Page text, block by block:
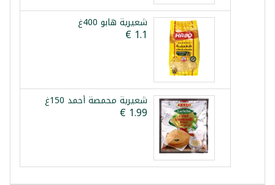
شعيرية هابو 400غ
شعيرية محمصة أحمد 150غ